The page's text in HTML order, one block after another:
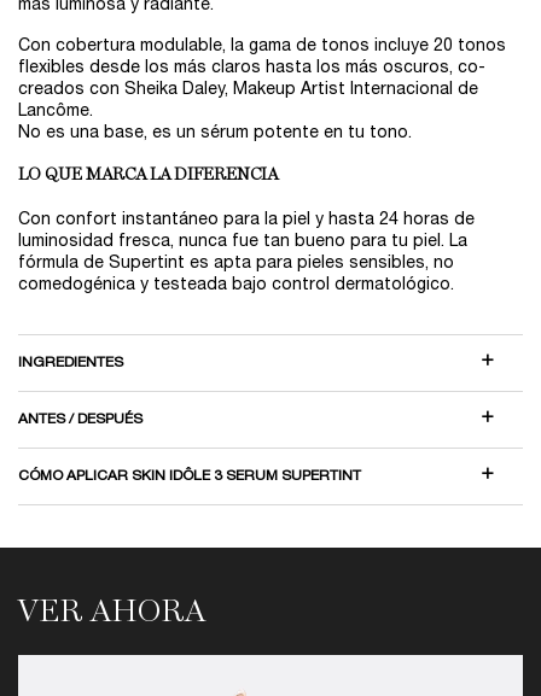
más luminosa y radiante.
Con cobertura modulable, la gama de tonos incluye 20 tonos
flexibles desde los más claros hasta los más oscuros, co-
creados con Sheika Daley, Makeup Artist Internacional de
Lancôme.
No es una base, es un sérum potente en tu tono.
LO QUE MARCA LA DIFERENCIA
Con confort instantáneo para la piel y hasta 24 horas de
luminosidad fresca, nunca fue tan bueno para tu piel. La
fórmula de Supertint es apta para pieles sensibles, no
comedogénica y testeada bajo control dermatológico.
INGREDIENTES
ANTES / DESPUÉS
CÓMO APLICAR SKIN IDÔLE 3 SERUM SUPERTINT
VER AHORA